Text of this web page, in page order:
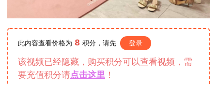
此内容查看价格为 8 积分，请先 登录
该视频已经隐藏，购买积分可以查看视频，需
要充值积分请点击这里 ！